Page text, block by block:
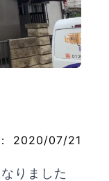
2020/07/21
りました